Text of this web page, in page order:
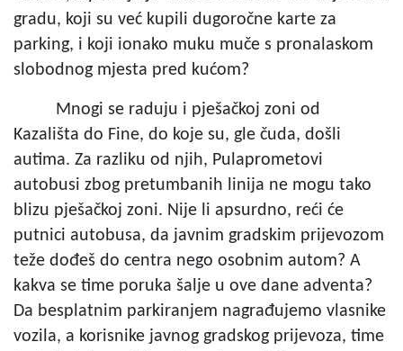
gradu, koji su već kupili dugoročne karte za
parking, i koji ionako muku muče s pronalaskom
slobodnog mjesta pred kućom?
Mnogi se raduju i pješačkoj zoni od
Kazališta do Fine, do koje su, gle čuda, došli
autima. Za razliku od njih, Pulaprometovi
autobusi zbog pretumbanih linija ne mogu tako
blizu pješačkoj zoni. Nije li apsurdno, reći će
putnici autobusa, da javnim gradskim prijevozom
teže dođeš do centra nego osobnim autom? A
kakva se time poruka šalje u ove dane adventa?
Da besplatnim parkiranjem nagrađujemo vlasnike
vozila, a korisnike javnog gradskog prijevoza, time